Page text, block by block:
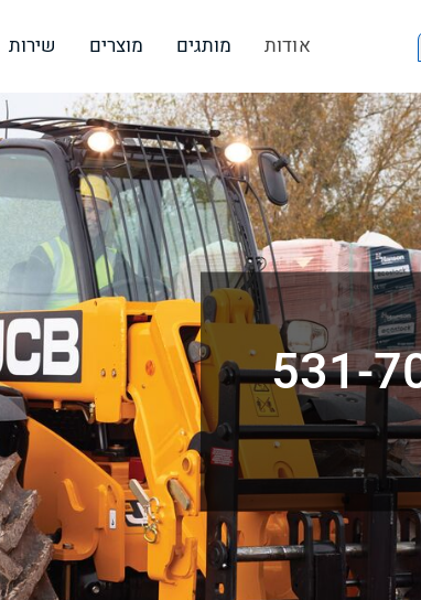
אודות מותגים מוצרים שירות